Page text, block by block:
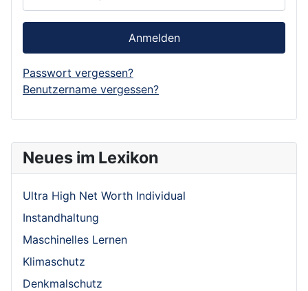
Neues im Lexikon
Ultra High Net Worth Individual
Instandhaltung
Maschinelles Lernen
Klimaschutz
Denkmalschutz
Anmelden
Passwort vergessen?
Benutzername vergessen?